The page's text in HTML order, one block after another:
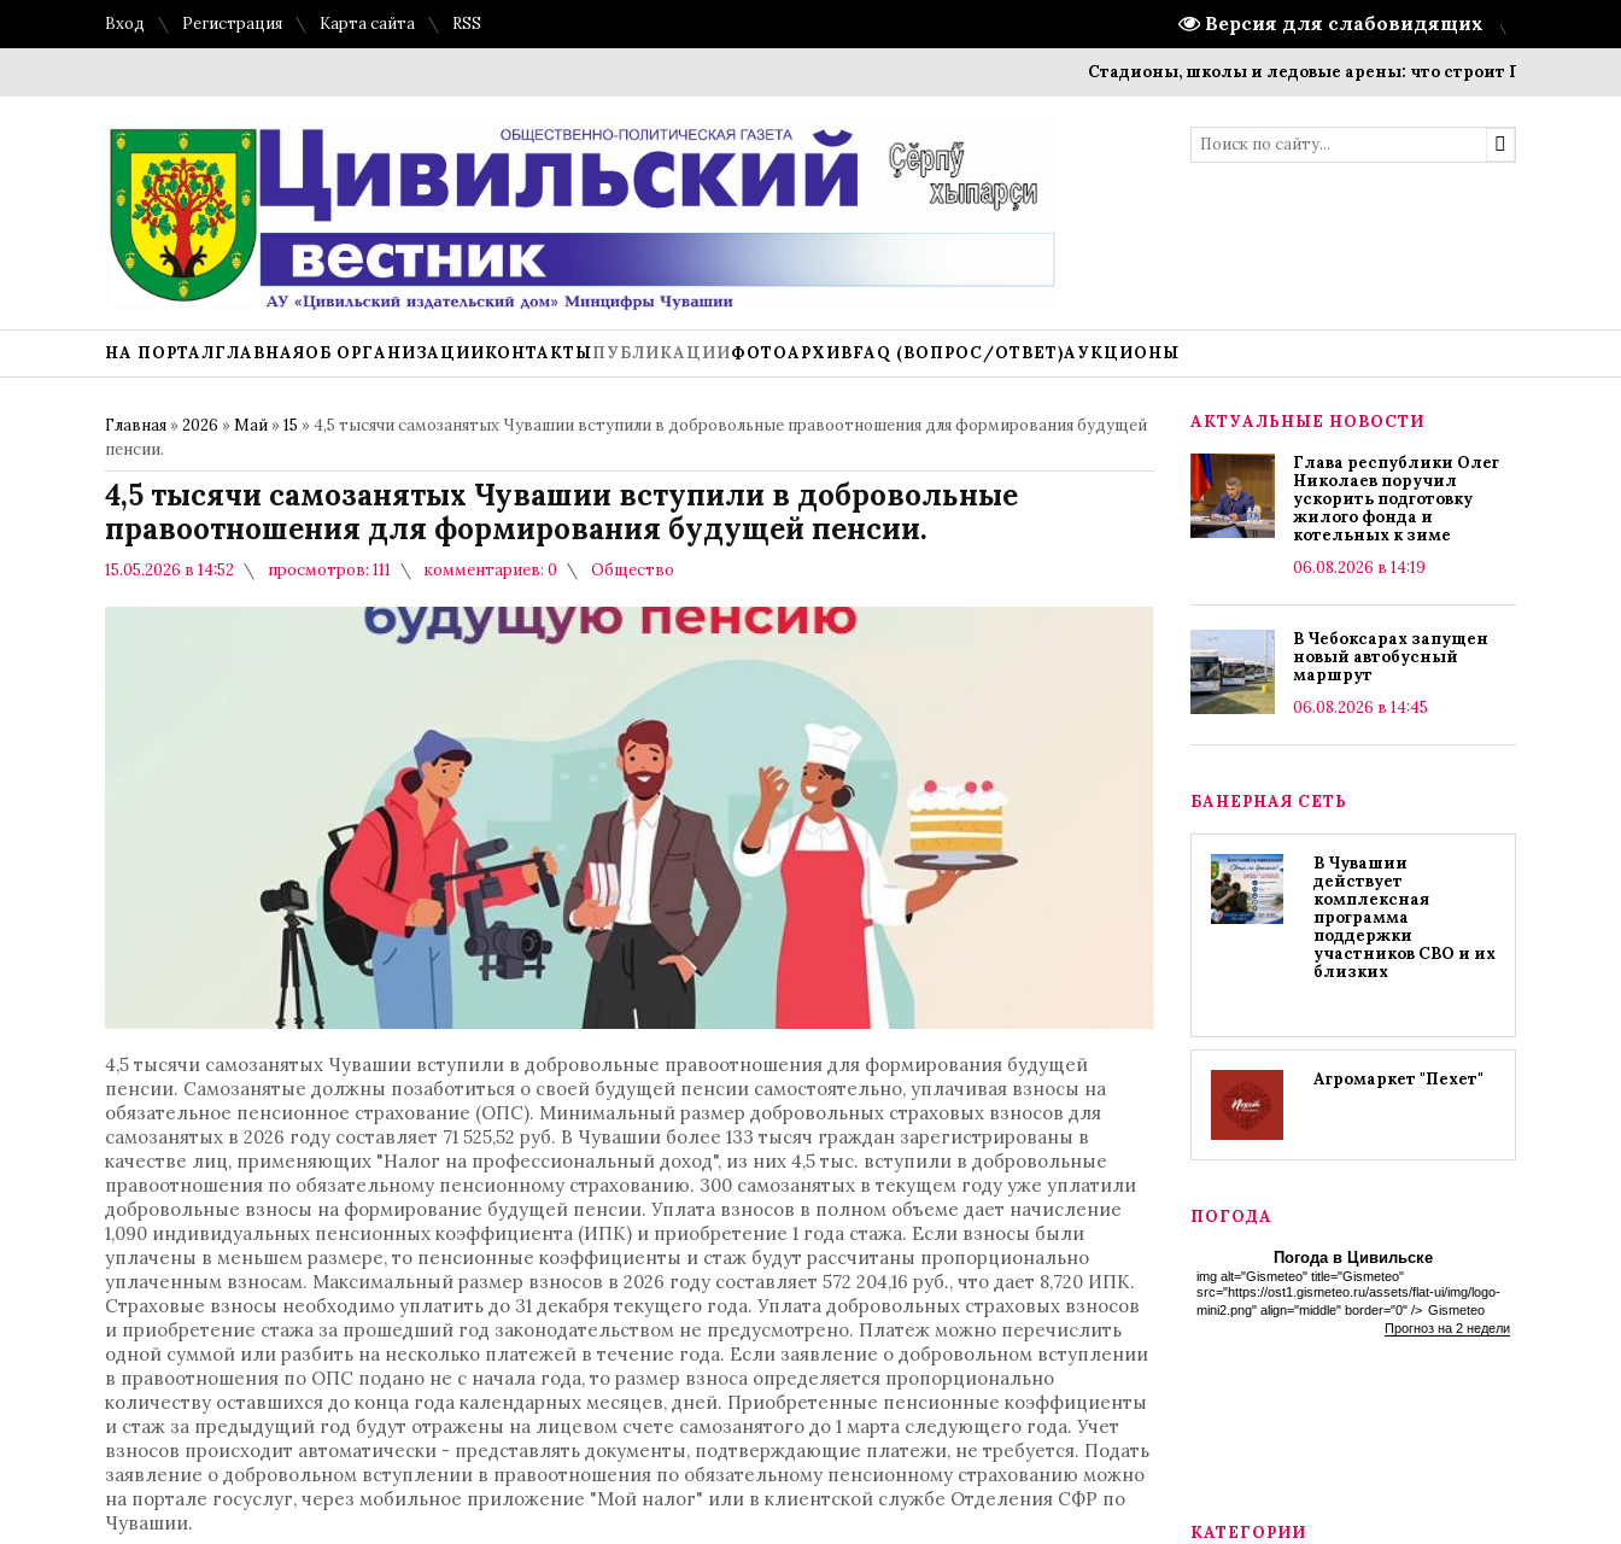
Версия для слабовидящих
Вход Регистрация Карта сайта RSS
Стадионы, школы и ледовые арены: что строит ПМК-8 сегодня?
НА ПОРТАЛГЛАВНАЯОБ ОРГАНИЗАЦИИКОНТАКТЫПУБЛИКАЦИИФОТОАРХИВFAQ (ВОПРОС/ОТВЕТ)АУКЦИОНЫ
Главная »2026 »Май »15 » 4,5 тысячи самозанятых Чувашии вступили в добровольные правоотношения для формирования будущей
пенсии.
4,5 тысячи самозанятых Чувашии вступили в добровольные
правоотношения для формирования будущей пенсии.
15.05.2026 в 14:52 просмотров: 111 комментариев: 0 Общество
4,5 тысячи самозанятых Чувашии вступили в добровольные правоотношения для формирования будущей
пенсии. Самозанятые должны позаботиться о своей будущей пенсии самостоятельно, уплачивая взносы на
обязательное пенсионное страхование (ОПС). Минимальный размер добровольных страховых взносов для
самозанятых в 2026 году составляет 71 525,52 руб. В Чувашии более 133 тысяч граждан зарегистрированы в
качестве лиц, применяющих "Налог на профессиональный доход", из них 4,5 тыс. вступили в добровольные
правоотношения по обязательному пенсионному страхованию. 300 самозанятых в текущем году уже уплатили
добровольные взносы на формирование будущей пенсии. Уплата взносов в полном объеме дает начисление
1,090 индивидуальных пенсионных коэффициента (ИПК) и приобретение 1 года стажа. Если взносы были
уплачены в меньшем размере, то пенсионные коэффициенты и стаж будут рассчитаны пропорционально
уплаченным взносам. Максимальный размер взносов в 2026 году составляет 572 204,16 руб., что дает 8,720 ИПК.
Страховые взносы необходимо уплатить до 31 декабря текущего года. Уплата добровольных страховых взносов
и приобретение стажа за прошедший год законодательством не предусмотрено. Платеж можно перечислить
одной суммой или разбить на несколько платежей в течение года. Если заявление о добровольном вступлении
в правоотношения по ОПС подано не с начала года, то размер взноса определяется пропорционально
количеству оставшихся до конца года календарных месяцев, дней. Приобретенные пенсионные коэффициенты
и стаж за предыдущий год будут отражены на лицевом счете самозанятого до 1 марта следующего года. Учет
взносов происходит автоматически - представлять документы, подтверждающие платежи, не требуется. Подать
заявление о добровольном вступлении в правоотношения по обязательному пенсионному страхованию можно
на портале госуслуг, через мобильное приложение "Мой налог" или в клиентской службе Отделения СФР по
Чувашии.
АКТУАЛЬНЫЕ НОВОСТИ
Глава республики Олег
Николаев поручил
ускорить подготовку
жилого фонда и
котельных к зиме
06.08.2026 в 14:19
В Чебоксарах запущен
новый автобусный
маршрут
06.08.2026 в 14:45
БАНЕРНАЯ СЕТЬ
В Чувашии
действует
комплексная
программа
поддержки
участников СВО и их
близких
Агромаркет "Пехет"
ПОГОДА
Погода в Цивильске
img alt="Gismeteo" title="Gismeteo"
src="https://ost1.gismeteo.ru/assets/flat-ui/img/logo-
mini2.png" align="middle" border="0" /> Gismeteo
Прогноз на 2 недели
КАТЕГОРИИ